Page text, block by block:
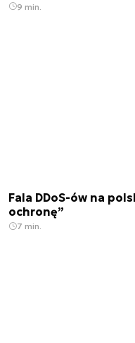
9 min.
Fala DDoS-ów na
ochronę”
7 min.